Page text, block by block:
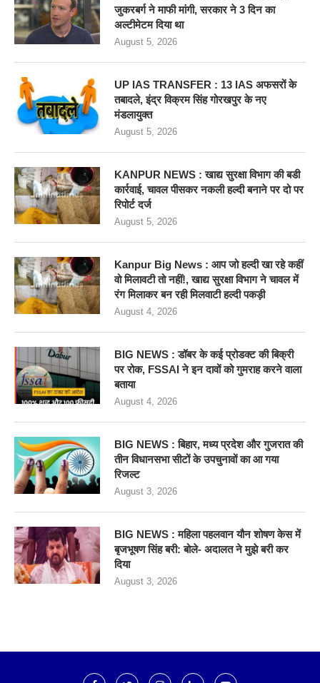
जुकरबर्ग ने माफी मांगी, सरकार ने 3 दिन का
अल्टीमेटम दिया था
August 5, 2026
UP IAS TRANSFER : 13 IAS अफसरों के
तबादले, इंद्र विक्रम सिंह गोरखपुर के नए
मंडलायुक्त
August 5, 2026
KANPUR NEWS : खाद्य सुरक्षा विभाग की बडी
कार्रवाई, चावल पीसकर नकली हल्दी बनाने पर दो पर
रिपोर्ट दर्ज
August 5, 2026
Kanpur Big News : आप जो हल्दी खा रहे कहीं
वो मिलावटी तो नहीं!, खाद्य सुरक्षा विभाग ने चावल में
रंग मिलाकर बन रही मिलवाटी हल्दी पकड़ी
August 4, 2026
BIG NEWS : डॉबर के कई प्रोडक्ट की बिक्री
पर रोक, FSSAI ने इन दावों को गुमराह करने वाला
बताया
August 4, 2026
BIG NEWS : बिहार, मध्य प्रदेश और गुजरात की
तीन विधानसभा सीटों के उपचुनावों का आ गया
रिजल्ट
August 3, 2026
BIG NEWS : महिला पहलवान यौन शोषण केस में
बृजभूषण सिंह बरी: बोले- अदालत ने मुझे बरी कर
दिया
August 3, 2026